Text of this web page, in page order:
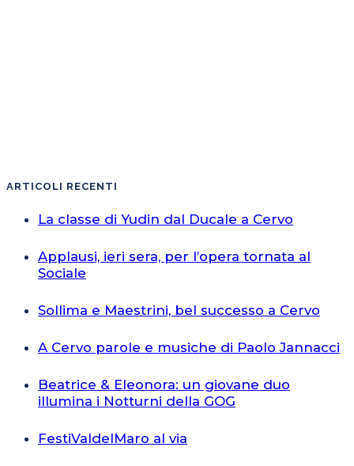
ARTICOLI RECENTI
La classe di Yudin dal Ducale a Cervo
Applausi, ieri sera, per l’opera tornata al
Sociale
Sollima e Maestrini, bel successo a Cervo
A Cervo parole e musiche di Paolo Jannacci
Beatrice & Eleonora: un giovane duo
illumina i Notturni della GOG
FestiValdelMaro al via